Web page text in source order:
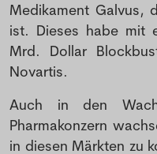
Medikament Galvus,
ist. Dieses habe mit
Mrd. Dollar
Novartis.
Auch in den
Pharmakonzern
in diesen Märkten zu